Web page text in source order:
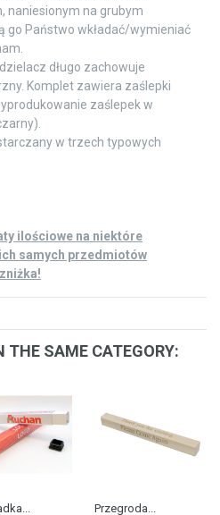
naniesionym na grubym
go Państwo wkładać/wymieniać
długo zachowuje
Komplet zawiera zaślepki
zaślepek w
w trzech typowych
ilościowe na niektóre
samych przedmiotów
THE SAME CATEGORY:
Przegroda...